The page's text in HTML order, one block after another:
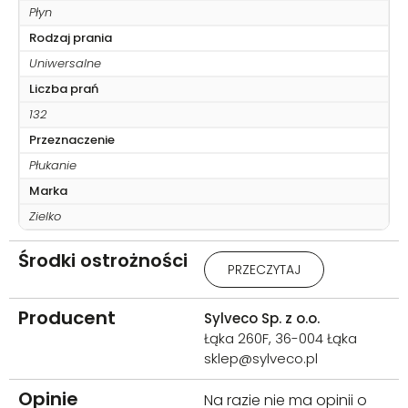
Płyn
Rodzaj prania
Uniwersalne
Liczba prań
132
Przeznaczenie
Płukanie
Marka
Zielko
Środki ostrożności
Uwaga: Stosować rękawice
ochronne / odzież ochronną /
ochronę oczu / ochronę
twarzy. W PRZYPADKU KONTAKTU
ZE SKÓRĄ: Umyć dużą ilością
wody. W PRZYPADKU DOSTANIA
SIĘ DO OCZU: Ostrożnie płukać
wodą przez kilka minut. Wyjąć
soczewki kontaktowe, jeżeli
PRZECZYTAJ
Producent
Sylveco Sp. z o.o.
Łąka 260F, 36-004 Łąka
sklep@sylveco.pl
Opinie
Na razie nie ma opinii o